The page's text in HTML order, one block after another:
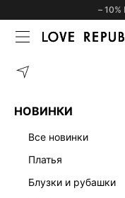
–
НОВИНКИ
все новинки
платья
блузки и рубашки
ГЛАВНАЯ